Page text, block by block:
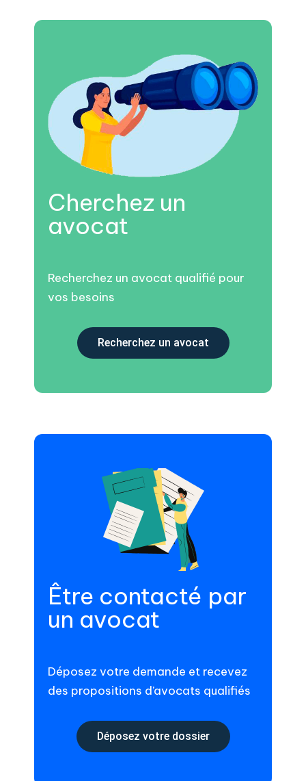
Cherchez un
avocat
Recherchez un avocat qualifié pour
vos besoins
Recherchez un avocat
Être contacté par
un avocat
Déposez votre demande et recevez
des propositions d’avocats qualifiés
Déposez votre dossier